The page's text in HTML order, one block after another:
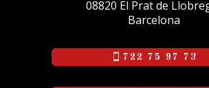
08820 El Prat de
Barcelona
722 75 97 73